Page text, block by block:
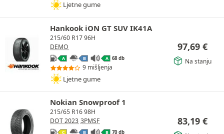
Ljetne gume
Hankook iON GT SUV IK41A
215/60 R17 96H
DEMO
A B A 68 db
9 mišljenja
Ljetne gume
97,69 €
Na stanju
Nokian Snowproof 1
215/65 R16 98H
DOT 2023 3PMSF
C B B 70 db
83,19 €